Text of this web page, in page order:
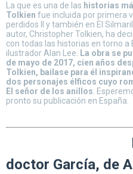
La que es una de las historias
Tolkien fue incluida por primera
perdidos II y también en El
autor, Christopher Tolkien, ha
con todas las historias en torno a
ilustrador Alan Lee.
La obra se
de mayo de 2017, cien años
Tolkien, bailase para él
dos personajes élficos cuyo
El señor de los anillos .
pronto su publicación en España.
doctor García, de